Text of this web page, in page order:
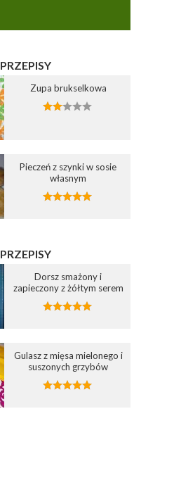
PRZEPISY
Zupa brukselkowa
Pieczeń z szynki w sosie
własnym
PRZEPISY
Dorsz smażony i
zapieczony z żółtym serem
Gulasz z mięsa mielonego i
suszonych grzybów